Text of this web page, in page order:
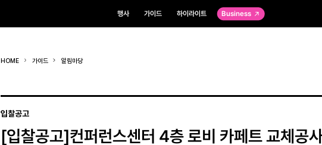
행사 가이드 하이라이트 Business
HOME 가이드 알림마당
입찰공고
[입찰공고]컨퍼런스센터 4층 로비 카페트 교체공